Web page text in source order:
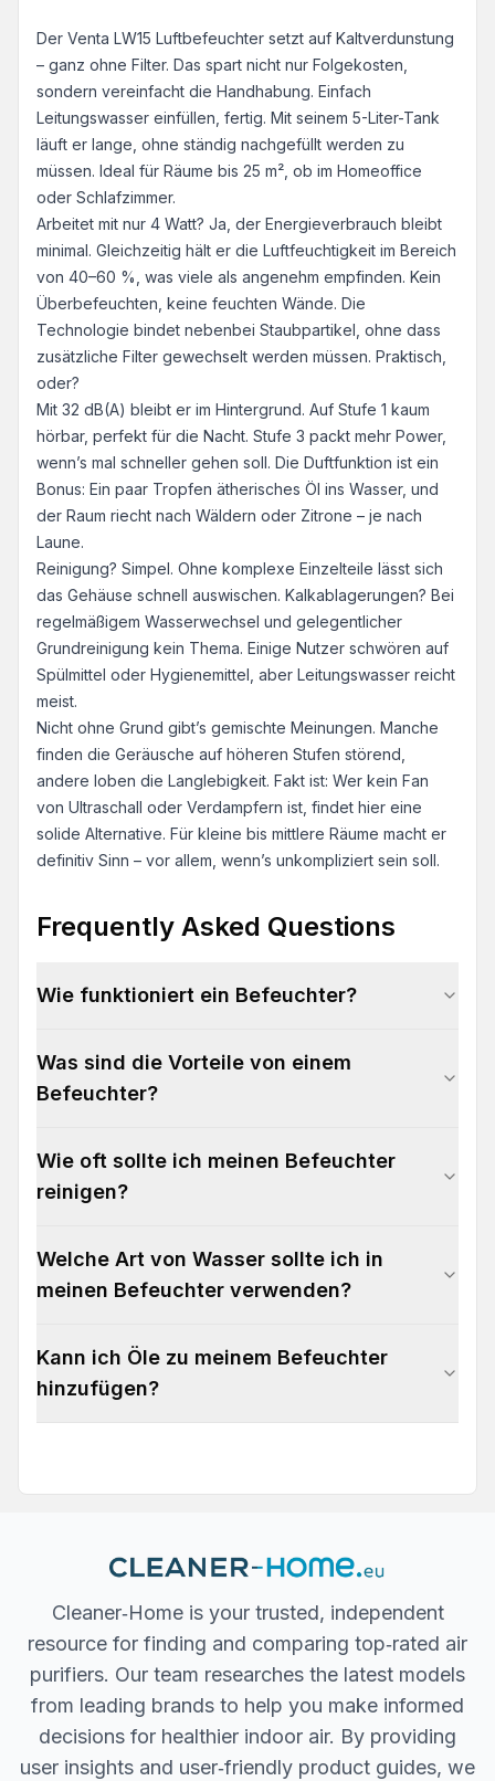
Der Venta LW15 Luftbefeuchter setzt auf Kaltverdunstung
– ganz ohne Filter. Das spart nicht nur Folgekosten,
sondern vereinfacht die Handhabung. Einfach
Leitungswasser einfüllen, fertig. Mit seinem 5-Liter-Tank
läuft er lange, ohne ständig nachgefüllt werden zu
müssen. Ideal für Räume bis 25 m², ob im Homeoffice
oder Schlafzimmer.
Arbeitet mit nur 4 Watt? Ja, der Energieverbrauch bleibt
minimal. Gleichzeitig hält er die Luftfeuchtigkeit im Bereich
von 40–60 %, was viele als angenehm empfinden. Kein
Überbefeuchten, keine feuchten Wände. Die
Technologie bindet nebenbei Staubpartikel, ohne dass
zusätzliche Filter gewechselt werden müssen. Praktisch,
oder?
Mit 32 dB(A) bleibt er im Hintergrund. Auf Stufe 1 kaum
hörbar, perfekt für die Nacht. Stufe 3 packt mehr Power,
wenn’s mal schneller gehen soll. Die Duftfunktion ist ein
Bonus: Ein paar Tropfen ätherisches Öl ins Wasser, und
der Raum riecht nach Wäldern oder Zitrone – je nach
Laune.
Reinigung? Simpel. Ohne komplexe Einzelteile lässt sich
das Gehäuse schnell auswischen. Kalkablagerungen? Bei
regelmäßigem Wasserwechsel und gelegentlicher
Grundreinigung kein Thema. Einige Nutzer schwören auf
Spülmittel oder Hygienemittel, aber Leitungswasser reicht
meist.
Nicht ohne Grund gibt’s gemischte Meinungen. Manche
finden die Geräusche auf höheren Stufen störend,
andere loben die Langlebigkeit. Fakt ist: Wer kein Fan
von Ultraschall oder Verdampfern ist, findet hier eine
solide Alternative. Für kleine bis mittlere Räume macht er
definitiv Sinn – vor allem, wenn’s unkompliziert sein soll.
Frequently Asked Questions
Wie funktioniert ein Befeuchter?
Was sind die Vorteile von einem
Befeuchter?
Wie oft sollte ich meinen Befeuchter
reinigen?
Welche Art von Wasser sollte ich in
meinen Befeuchter verwenden?
Kann ich Öle zu meinem Befeuchter
hinzufügen?
Cleaner‐Home is your trusted, independent
resource for finding and comparing top‐rated air
purifiers. Our team researches the latest models
from leading brands to help you make informed
decisions for healthier indoor air. By providing
user insights and user‐friendly product guides, we